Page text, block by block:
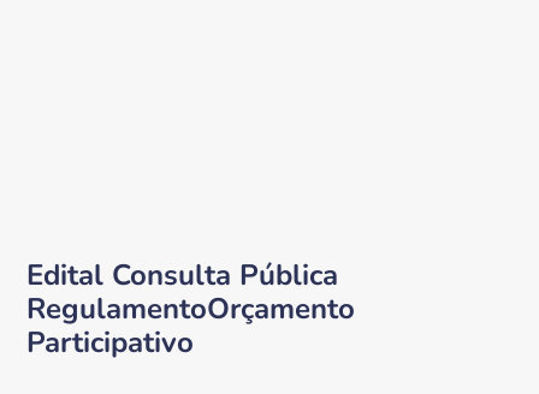
Edital Consulta Pública
RegulamentoOrçamento
Participativo